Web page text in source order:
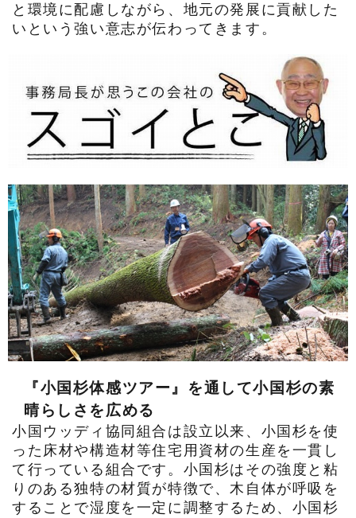
と環境に配慮しながら、地元の発展に貢献した
いという強い意志が伝わってきます。
『小国杉体感ツアー』を通して小国杉の素
晴らしさを広める
小国ウッディ協同組合は設立以来、小国杉を使
った床材や構造材等住宅用資材の生産を一貫し
て行っている組合です。小国杉はその強度と粘
りのある独特の材質が特徴で、木自体が呼吸を
することで湿度を一定に調整するため、小国杉